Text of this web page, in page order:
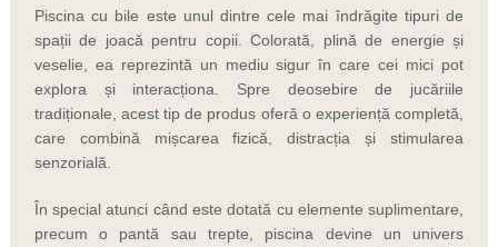
Piscina cu bile este unul dintre cele mai îndrăgite tipuri de
spații de joacă pentru copii. Colorată, plină de energie și
veselie, ea reprezintă un mediu sigur în care cei mici pot
explora și interacționa. Spre deosebire de jucăriile
tradiționale, acest tip de produs oferă o experiență completă,
care combină mișcarea fizică, distracția și stimularea
senzorială.
În special atunci când este dotată cu elemente suplimentare,
precum o pantă sau trepte, piscina devine un univers